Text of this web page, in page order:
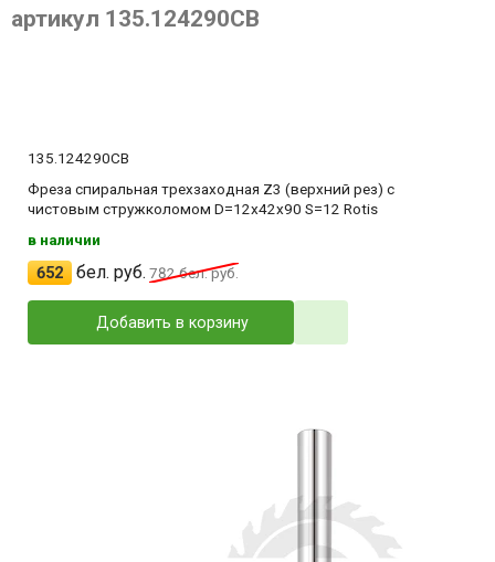
артикул 135.124290CB
135.124290CB
Фреза спиральная трехзаходная Z3 (верхний рез) с
чистовым стружколомом D=12x42x90 S=12 Rotis
в наличии
652 бел. руб. 782бел. руб.
Добавить в корзину